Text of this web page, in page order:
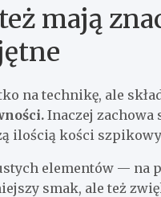
mają
na technikę, ale
Inaczej zachowa
ilością kości
elementów — na
smak, ale też